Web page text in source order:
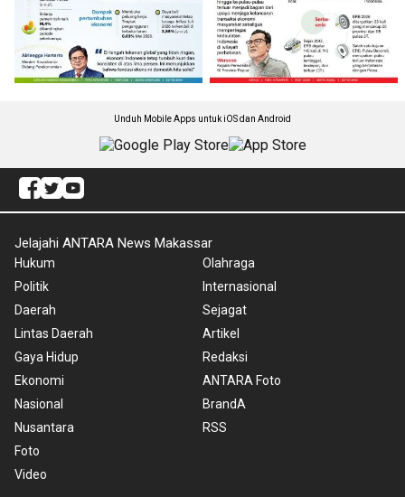
Unduh Mobile Apps untuk iOS dan Android
Jelajahi ANTARA News Makassar
Hukum
Politik
Daerah
Lintas Daerah
Gaya Hidup
Ekonomi
Nasional
Nusantara
Foto
Video
Olahraga
Internasional
Sejagat
Artikel
Redaksi
ANTARA Foto
BrandA
RSS